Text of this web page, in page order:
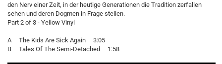
den Nerv einer Zeit, in der heutige Generationen die Tradition zerfallen
sehen und deren Dogmen in Frage stellen.
Part 2 of 3 - Yellow Vinyl
A The Kids Are Sick Again 3:05
B Tales Of The Semi-Detached 1:58